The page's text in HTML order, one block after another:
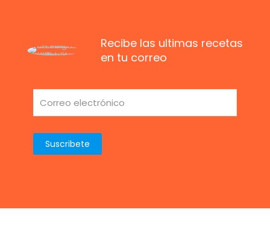
Recibe las ultimas recetas
en tu correo